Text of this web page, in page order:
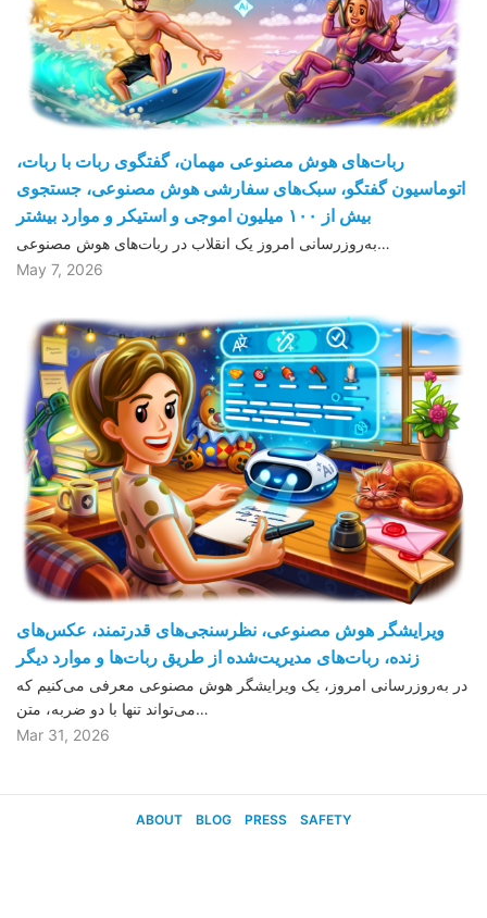
ربات‌های هوش مصنوعی مهمان، گفتگوی ربات با ربات،
اتوماسیون گفتگو، سبک‌های سفارشی هوش مصنوعی، جستجوی
بیش از ١۰۰ میلیون اموجی و استیکر و موارد بیشتر
به‌روزرسانی امروز یک انقلاب در ربات‌های هوش مصنوعی…
May 7, 2026
ویرایشگر هوش مصنوعی، نظرسنجی‌های قدرتمند، عکس‌های
زنده، ربات‌های مدیریت‌شده از طریق ربات‌ها و موارد دیگر
در به‌روزرسانی امروز، یک ویرایشگر هوش مصنوعی معرفی می‌کنیم که
می‌تواند تنها با دو ضربه، متن…
Mar 31, 2026
ABOUT BLOG PRESS SAFETY